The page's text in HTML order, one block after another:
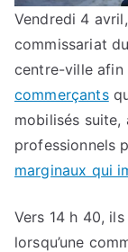
Vendredi 4
commissariat
centre-ville afin
commerçants
mobilisés suite,
professionnels
marginaux qui
Vers 14 h 40,
lorsqu’une